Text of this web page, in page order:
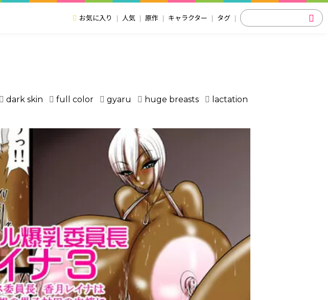
お気に入り 人気 原作 キャラクター タグ
dark skin full color gyaru huge breasts
lactation